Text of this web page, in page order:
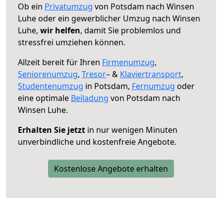
Ob ein Privatumzug von Potsdam nach Winsen
Luhe oder ein gewerblicher Umzug nach Winsen
Luhe, wir helfen, damit Sie problemlos und
stressfrei umziehen können.
Allzeit bereit für Ihren Firmenumzug,
Seniorenumzug, Tresor– & Klaviertransport,
Studentenumzug in Potsdam, Fernumzug oder
eine optimale Beiladung von Potsdam nach
Winsen Luhe.
Erhalten Sie jetzt in nur wenigen Minuten
unverbindliche und kostenfreie Angebote.
Kostenlose Angebote erhalten